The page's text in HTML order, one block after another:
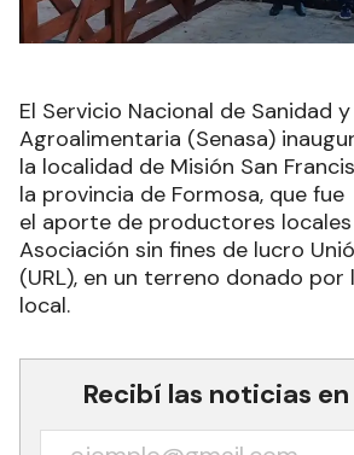
El Servicio Nacional de Sanidad
Agroalimentaria (Senasa)
la localidad de Misión San
la provincia de Formosa, que
el aporte de productores
Asociación sin fines de lucro
(URL), en un terreno donado por
local.
Recibí las noticias